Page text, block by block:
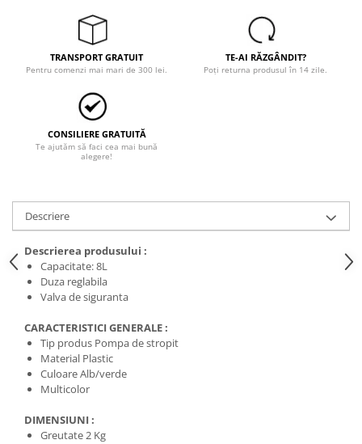
Motoburghie
Motosapatoare
Mănuși protecție
Hidrofoare
Motopompe
Pompe submersibile
Prim ajutor
Protecția capului
Căști
Protecția ochilor
Protecția respirației
Protecția urechilor
Scule de mana
Capsatoare , multifuncionale si
Chei si truse chei
TRANSPORT GRATUIT
Pentru comenzi mai mari de 300 lei.
TE-AI RĂZGÂNDIT?
Poți returna produsul în 14 zile.
CONSILIERE GRATUITĂ
Te ajutăm să faci cea mai bună
alegere!
Descriere
Descrierea produsului :
Capacitate: 8L
Duza reglabila
Valva de siguranta
CARACTERISTICI GENERALE :
Tip produs Pompa de stropit
Material Plastic
Culoare Alb/verde
Multicolor
DIMENSIUNI :
Greutate 2 Kg